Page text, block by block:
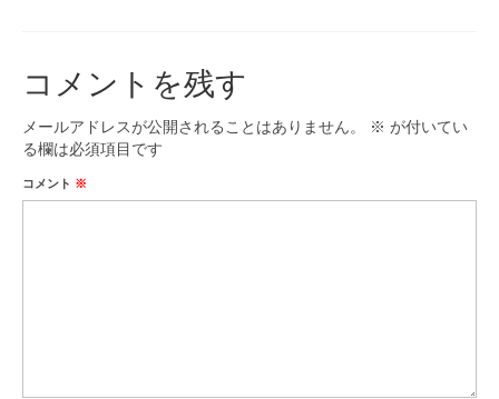
コメントを残す
メールアドレスが公開されることはありません。 ※ が付いてい
る欄は必須項目です
コメント ※